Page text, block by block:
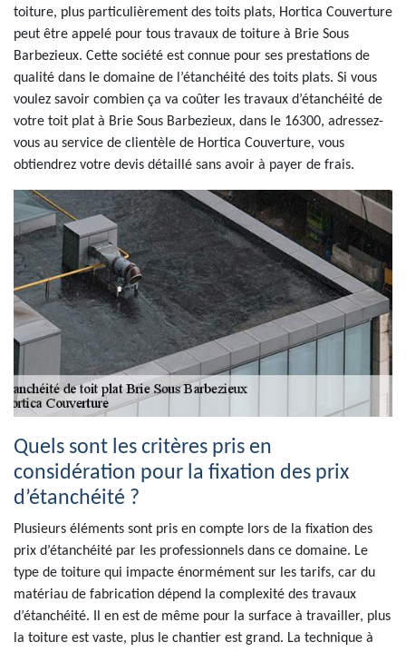
toiture, plus particulièrement des toits plats, Hortica Couverture
peut être appelé pour tous travaux de toiture à Brie Sous
Barbezieux. Cette société est connue pour ses prestations de
qualité dans le domaine de l’étanchéité des toits plats. Si vous
voulez savoir combien ça va coûter les travaux d’étanchéité de
votre toit plat à Brie Sous Barbezieux, dans le 16300, adressez-
vous au service de clientèle de Hortica Couverture, vous
obtiendrez votre devis détaillé sans avoir à payer de frais.
Quels sont les critères pris en
considération pour la fixation des prix
d’étanchéité ?
Plusieurs éléments sont pris en compte lors de la fixation des
prix d’étanchéité par les professionnels dans ce domaine. Le
type de toiture qui impacte énormément sur les tarifs, car du
matériau de fabrication dépend la complexité des travaux
d’étanchéité. Il en est de même pour la surface à travailler, plus
la toiture est vaste, plus le chantier est grand. La technique à